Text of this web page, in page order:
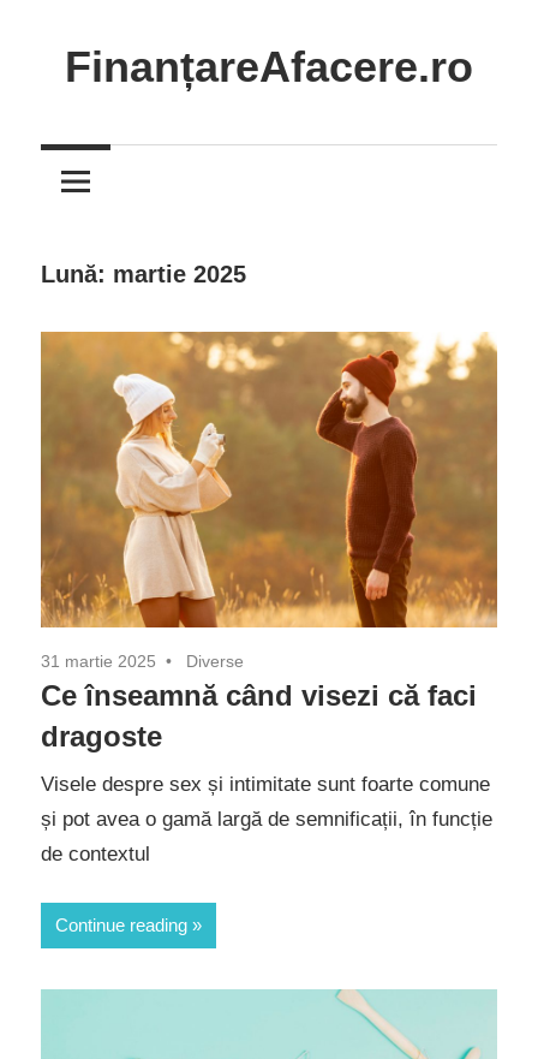
content
FinanțareAfacere.ro
inteligente
pentru
Lună: martie 2025
31 martie 2025 Diverse
Ce înseamnă când visezi că faci
dragoste
Visele despre sex și intimitate sunt foarte comune
și pot avea o gamă largă de semnificații, în funcție
de contextul
Continue reading